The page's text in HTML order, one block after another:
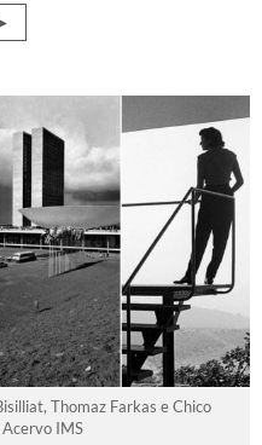
Thomaz Farkas e Chico
IMS